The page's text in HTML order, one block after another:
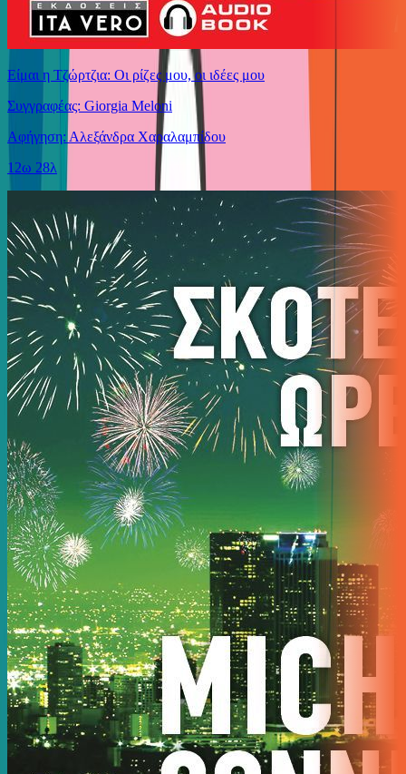
Είμαι η Τζώρτζια: Οι ρίζες μου, οι ιδέες μου
Συγγραφέας: Giorgia Meloni
Αφήγηση: Αλεξάνδρα Χαραλαμπίδου
12ω 28λ